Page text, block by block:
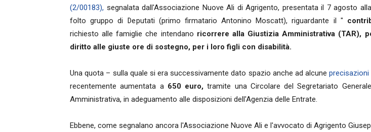
(2/00183), segnalata dall'Associazione Nuove Ali di Agrigento, presentata il 7 agosto
folto gruppo di Deputati (primo firmatario Antonino Moscatt), riguardante il "
richiesto alle famiglie che intendano ricorrere alla Giustizia Amministrativa (TAR),
diritto alle giuste ore di sostegno, per i loro figli con disabilità.
Una quota – sulla quale si era successivamente dato spazio anche ad alcuneprecisazioni
recentemente aumentata a650 euro, tramite una Circolare del Segretariato
Amministrativa, in adeguamento alle disposizioni dell'Agenzia delle Entrate.
Ebbene, come segnalano ancora l'Associazione Nuove Ali e l'avvocato di Agrigento